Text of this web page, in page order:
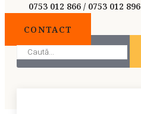
0753 012 866 / 0753 012 896
CONTACT